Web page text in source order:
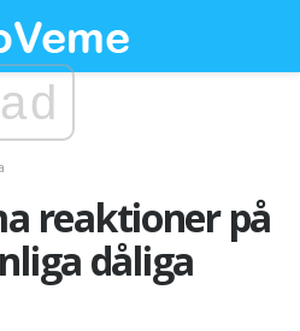
ad
reaktioner på
dåliga